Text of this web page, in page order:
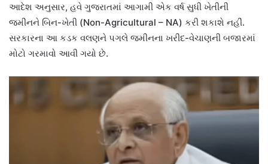
આદેશ અનુસાર, હવે ગુજરાતમાં આગામી એક વર્ષ સુધી ખેતીની
જમીનને બિન-ખેતી (Non-Agricultural – NA) કરી શકાશે નહીં.
સરકારના આ કડક વલણને પગલે જમીનના ખરીદ-વેચાણની બજારમાં
મોટો ગરમાવો આવી ગયો છે.